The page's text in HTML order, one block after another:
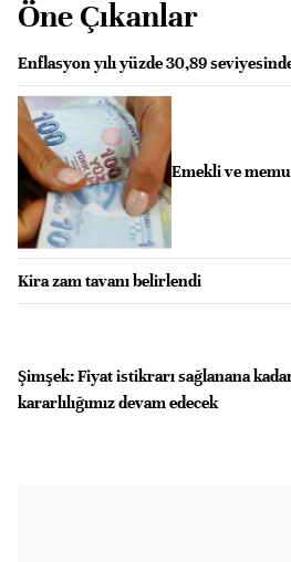
Öne Çıkanlar
Enflasyon yılı yüzde 30,89
Emekli ve
Kira zam tavanı belirlendi
Şimşek: Fiyat istikrarı sağlanana
kararlılığımız devam edecek